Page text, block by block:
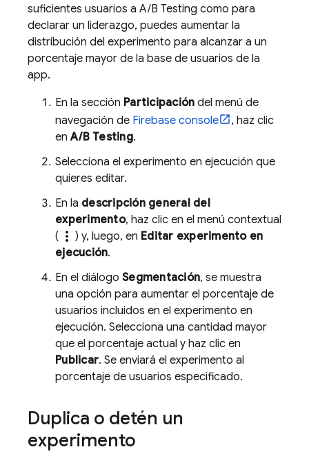
suficientes usuarios a A/B Testing como para
declarar un liderazgo, puedes aumentar la
distribución del experimento para alcanzar a un
porcentaje mayor de la base de usuarios de la
app.
En la sección Participación del menú de
navegación de Firebase console
, haz clic
enA/B Testing.
Selecciona el experimento en ejecución que
quieres editar.
En la descripción general del
experimento, haz clic en el menú contextual
( more_vert ) y, luego, en Editar experimento en
ejecución.
En el diálogo Segmentación, se muestra
una opción para aumentar el porcentaje de
usuarios incluidos en el experimento en
ejecución. Selecciona una cantidad mayor
que el porcentaje actual y haz clic en
Publicar. Se enviará el experimento al
porcentaje de usuarios especificado.
Duplica o detén un
experimento